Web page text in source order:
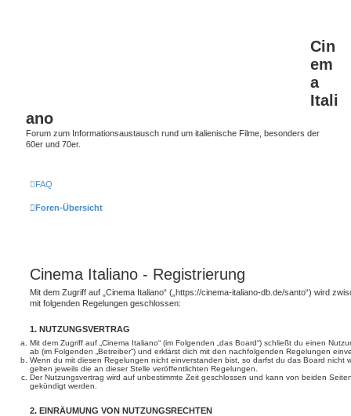
Cin
em
a
Itali
ano
Forum zum Informationsaustausch rund um italienische Filme, besonders der
60er und 70er.
FAQ
Foren-Übersicht
Cinema Italiano - Registrierung
Mit dem Zugriff auf „Cinema Italiano“ („https://cinema-italiano-db.de/santo“) wird
mit folgenden Regelungen geschlossen:
1. NUTZUNGSVERTRAG
Mit dem Zugriff auf „Cinema Italiano“ (im Folgenden „das Board“) schließt du einen
ab (im Folgenden „Betreiber“) und erklärst dich mit den nachfolgenden Regelungen
Wenn du mit diesen Regelungen nicht einverstanden bist, so darfst du das Board nicht
gelten jeweils die an dieser Stelle veröffentlichten Regelungen.
Der Nutzungsvertrag wird auf unbestimmte Zeit geschlossen und kann von beiden
gekündigt werden.
2. EINRÄUMUNG VON NUTZUNGSRECHTEN